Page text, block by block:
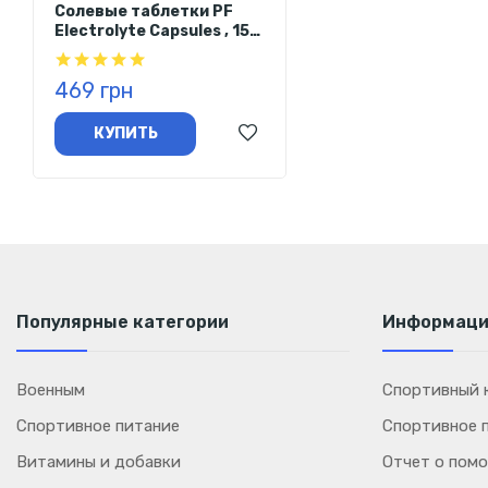
Солевые таблетки PF
Electrolyte Capsules , 15
таблеток
469 грн
КУПИТЬ
Популярные категории
Военным
Спортивное питание
Витамины и добавки
Спортивный
Спортивное
Отчет о